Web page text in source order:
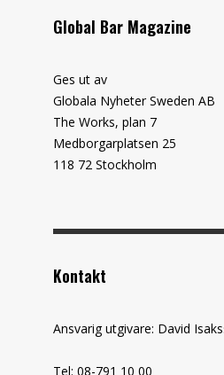
Global Bar Magazine
Ges ut av
Globala Nyheter Sweden AB
The Works, plan 7
Medborgarplatsen 25
118 72 Stockholm
Kontakt
Ansvarig utgivare: David
Tel: 08-791 10 00